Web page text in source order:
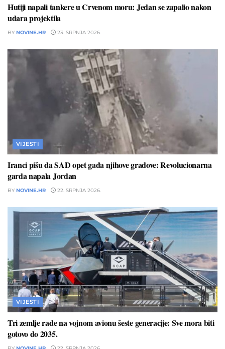
Hutiji napali tankere u Crvenom moru: Jedan se zapalio nakon
udara projektila
BY NOVINE.HR 23. SRPNJA 2026.
VIJESTI
Iranci pišu da SAD opet gađa njihove gradove: Revolucionarna
garda napala Jordan
BY NOVINE.HR 22. SRPNJA 2026.
VIJESTI
Tri zemlje rade na vojnom avionu šeste generacije: Sve mora biti
gotovo do 2035.